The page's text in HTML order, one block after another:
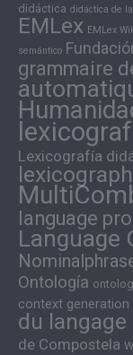
didáctica didáctica de
EMLex EMLex
semántico
grammaire
Lexicografía
language
Language
Ontología
context generation
du langage
de Compostela